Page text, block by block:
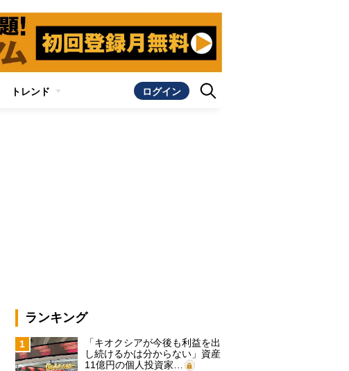
トレンド ログイン
ランキング
1
「キオクシアが今後も利益を出
し続けるかは分からない」資産
11億円の個人投資家…